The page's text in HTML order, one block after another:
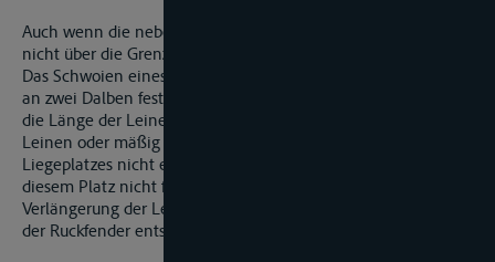
Auch wenn die neben der liegende auf sie drückte, hätte sie
nicht über die Grenzen ihres Liegeplatzes schwoien dürfen.
Das Schwoien eines mit zwei Vorleinen und zwei Achterleinen
an zwei Dalben festgemachten Bootes wird wesentlich durch
die Länge der Leinen bestimmt. Wenn die bei dicht geholten
Leinen oder mäßig lose gesetzten Leinen die Grenzen ihres
Liegeplatzes nicht einhalten konnte, dann hätte sie an
diesem Platz nicht festmachen dürfen. Die geringe
Verlängerung der Leinen, die zeitweise durch das Nachgeben
der Ruckfender entsteht, ist dabei einzukalkulieren.